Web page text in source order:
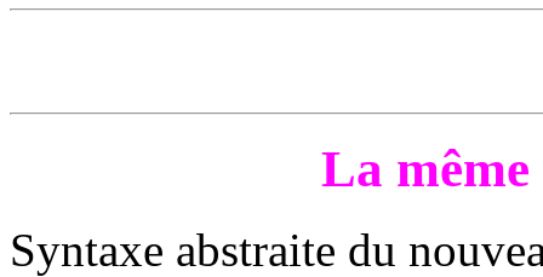
La même
Syntaxe abstraite du